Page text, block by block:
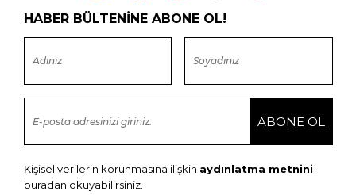
HABER BÜLTENİNE ABONE OL!
Kişisel verilerin korunmasına ilişkin aydınlatma metnini
buradan okuyabilirsiniz.